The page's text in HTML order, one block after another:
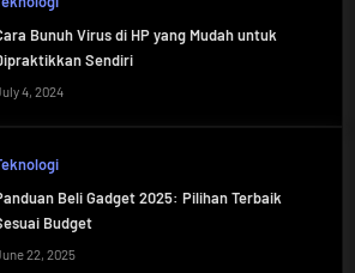
Bunuh Virus di HP yang Mudah untuk
Sendiri
4, 2024
Beli Gadget 2025: Pilihan Terbaik
Budget
22, 2025